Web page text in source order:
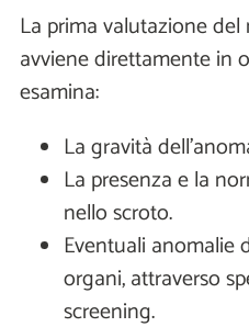
La prima valutazione
avviene direttamente in
esamina:
La gravità
La presenza e la
nello scroto.
Eventuali anomalie
organi, attraverso
screening.